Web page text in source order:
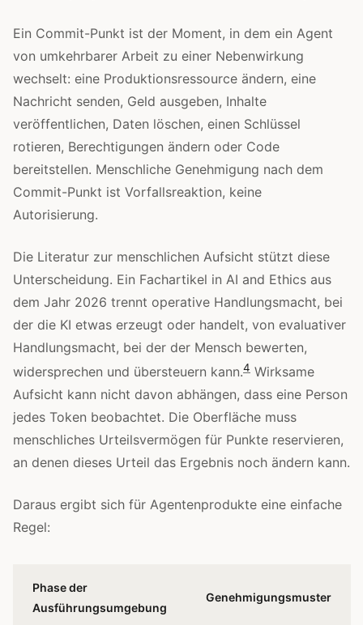
Ein Commit-Punkt ist der Moment, in dem ein Agent
von umkehrbarer Arbeit zu einer Nebenwirkung
wechselt: eine Produktionsressource ändern, eine
Nachricht senden, Geld ausgeben, Inhalte
veröffentlichen, Daten löschen, einen Schlüssel
rotieren, Berechtigungen ändern oder Code
bereitstellen. Menschliche Genehmigung nach dem
Commit-Punkt ist Vorfallsreaktion, keine
Autorisierung.
Die Literatur zur menschlichen Aufsicht stützt diese
Unterscheidung. Ein Fachartikel in AI and Ethics aus
dem Jahr 2026 trennt operative Handlungsmacht, bei
der die KI etwas erzeugt oder handelt, von evaluativer
Handlungsmacht, bei der der Mensch bewerten,
widersprechen und übersteuern kann.4 Wirksame
Aufsicht kann nicht davon abhängen, dass eine Person
jedes Token beobachtet. Die Oberfläche muss
menschliches Urteilsvermögen für Punkte reservieren,
an denen dieses Urteil das Ergebnis noch ändern kann.
Daraus ergibt sich für Agentenprodukte eine einfache
Regel:
Phase der
Ausführungsumgebung
Genehmigungsmuster